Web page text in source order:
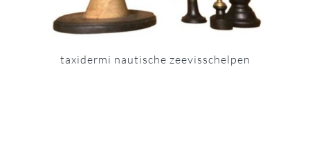
taxidermi nautische zeevisschelpen